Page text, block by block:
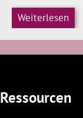
Weiterlesen
Ressourcen